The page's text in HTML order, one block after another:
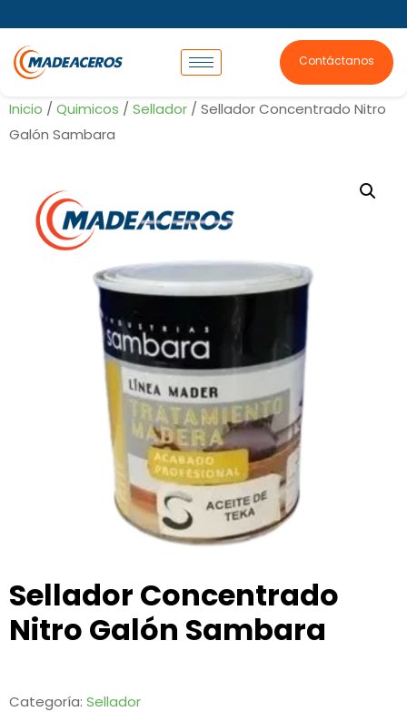
Contáctanos
Inicio / Quimicos / Sellador / Sellador Concentrado Nitro
Galón Sambara
Sellador Concentrado
Nitro Galón Sambara
Categoría: Sellador